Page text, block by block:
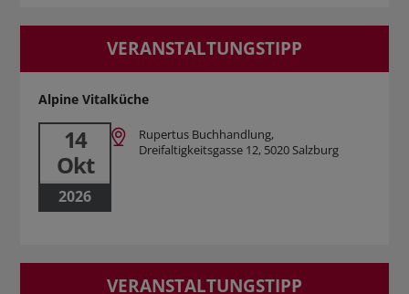
VERANSTALTUNGSTIPP
Alpine Vitalküche
14
Okt
2026
Rupertus Buchhandlung,
Dreifaltigkeitsgasse 12, 5020 Salzburg
VERANSTALTUNGSTIPP